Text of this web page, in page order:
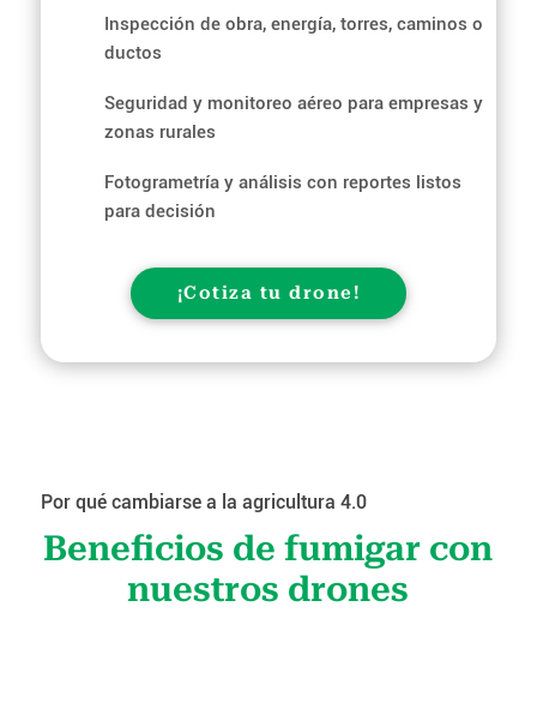
Inspección de obra, energía, torres, caminos o
ductos
Seguridad y monitoreo aéreo para empresas y
zonas rurales
Fotogrametría y análisis con reportes listos
para decisión
¡Cotiza tu drone!
Por qué cambiarse a la agricultura 4.0
Beneficios de fumigar con
nuestros drones